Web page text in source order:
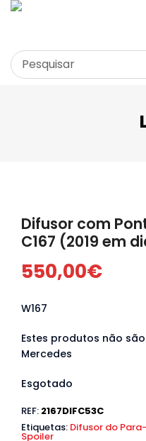
Loja Virtual 360º
Difusor com
C167 (2019 em
550,00€
W167
Estes produtos não
Mercedes
Esgotado
REF: 2167DIFC53C
Etiquetas: Difusor do
Spoiler